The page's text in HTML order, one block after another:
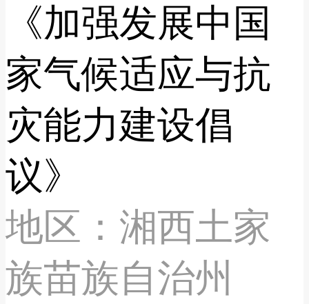
《加强发展中国
家气候适应与抗
灾能力建设倡
议》
地区：湘西土家
族苗族自治州